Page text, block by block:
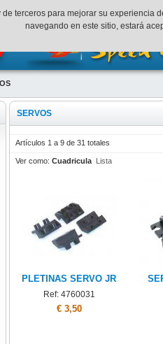
Mi cuenta Finalizar
SERVOS
Artículos 1 a 9 de 31 totales
Ver como: Cuadricula Lista
PLETINAS SERVO JR
Ref: 4760031
€ 3,50
de terceros para mejorar su
navegando en este sitio, estará